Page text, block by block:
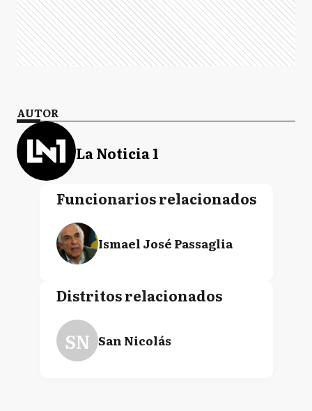
AUTOR
La Noticia 1
Funcionarios relacionados
Ismael José Passaglia
Distritos relacionados
SN San Nicolás